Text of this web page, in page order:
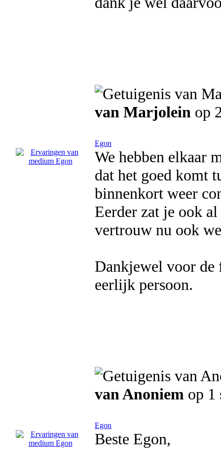
van Marjolein op
Egon
We hebben elkaar
dat het goed komt
binnenkort weer
Eerder zat je ook
vertrouw nu ook
Dankjewel voor de
eerlijk persoon.
van Anoniem op 1
Egon
Beste Egon,